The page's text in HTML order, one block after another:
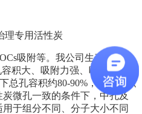
理专用活性炭
吸附等。我公司生产的Voc
积大、吸附力强、吸附速度
总孔容积约80-90%，总孔容积
微孔一致的条件下，中孔及
于组分不同、分子大小不同